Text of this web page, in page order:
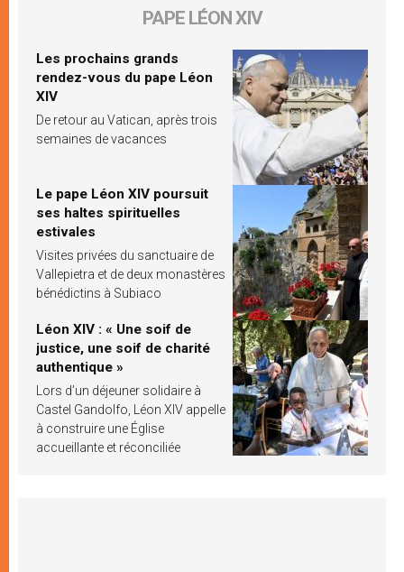
PAPE LÉON XIV
Les prochains grands
rendez-vous du pape Léon
XIV
De retour au Vatican, après trois
semaines de vacances
Le pape Léon XIV poursuit
ses haltes spirituelles
estivales
Visites privées du sanctuaire de
Vallepietra et de deux monastères
bénédictins à Subiaco
Léon XIV : « Une soif de
justice, une soif de charité
authentique »
Lors d’un déjeuner solidaire à
Castel Gandolfo, Léon XIV appelle
à construire une Église
accueillante et réconciliée